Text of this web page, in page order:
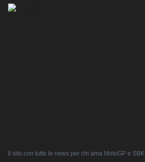
Il sito con tutte le news per chi ama MotoGP e SBK